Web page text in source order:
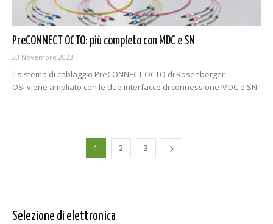
PreCONNECT OCTO: più completo con MDC e SN
23 Novembre 2023
Il sistema di cablaggio PreCONNECT OCTO di Rosenberger
OSI viene ampliato con le due interfacce di connessione MDC e SN
1 2 3
Selezione di elettronica